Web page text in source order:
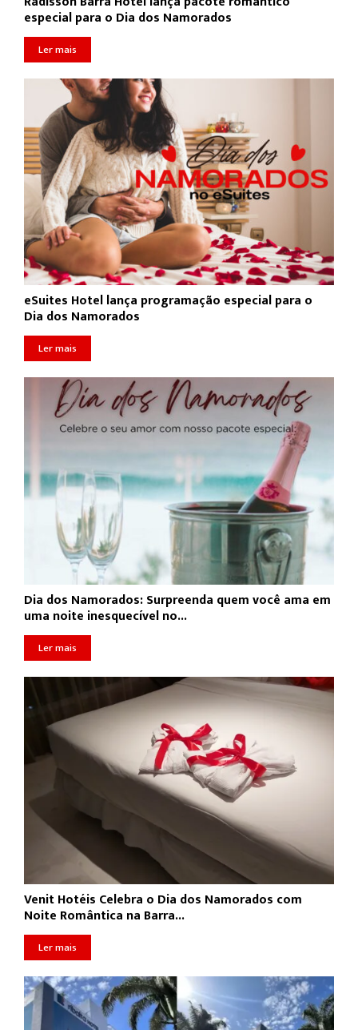
especial para o Dia dos Namorados
Ler mais
eSuites Hotel lança programação especial para o
Dia dos Namorados
Ler mais
Dia dos Namorados: Surpreenda quem você ama em
uma noite inesquecível no...
Ler mais
Venit Hotéis Celebra o Dia dos Namorados com
Noite Romântica na Barra...
Ler mais